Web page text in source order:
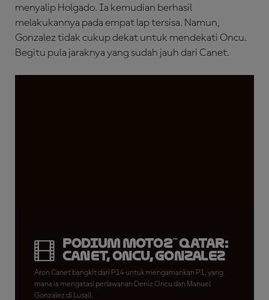
menyalip Holgado. Ia kemudian berhasil
melakukannya pada empat lap tersisa. Namun,
Gonzalez tidak cukup dekat untuk mendekati Oncu.
Begitu pula jaraknya yang sudah jauh dari Canet.
Podium Moto2™ Qatar:
Canet, Oncu, Gonzalez
Aron Canet bangkit dari P14 untuk mengamankan P1, yang
mana ia mengatasi perlawanan Deniz Oncu dan Manuel
Gonzalez di Lusail.